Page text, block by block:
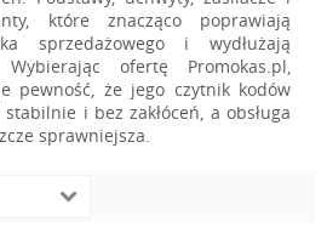
które znacząco poprawiają
sprzedażowego i wydłużają
ofertę Promokas.pl,
pewność, że jego czytnik kodów
stabilnie i bez zakłóceń, a obsługa
sprawniejsza.